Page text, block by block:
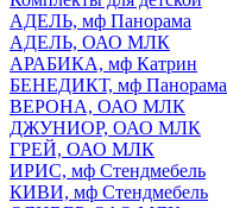
АДЕЛЬ, мф Панорама
АДЕЛЬ, ОАО МЛК
АРАБИКА, мф Катрин
БЕНЕДИКТ, мф Панорама
ВЕРОНА, ОАО МЛК
ДЖУНИОР, ОАО МЛК
ГРЕЙ, ОАО МЛК
ИРИС, мф Стендмебель
КИВИ, мф Стендмебель